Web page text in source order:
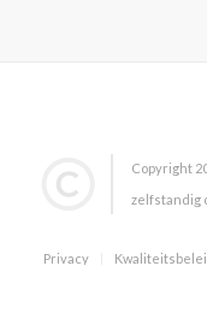
Copyright
zelfstandig
Privacy